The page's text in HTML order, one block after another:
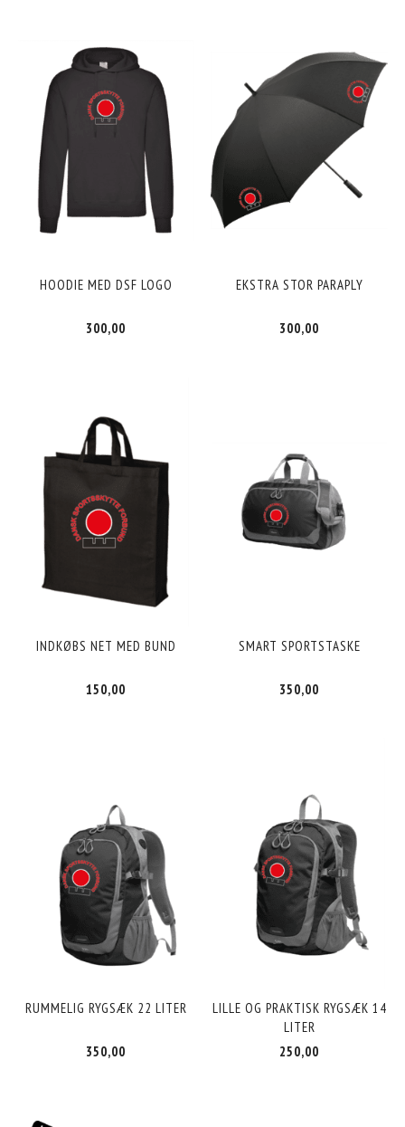
HOODIE MED DSF LOGO
300,00
EKSTRA STOR PARAPLY
300,00
INDKØBS NET MED BUND
150,00
SMART SPORTSTASKE
350,00
RUMMELIG RYGSÆK 22 LITER
350,00
LILLE OG PRAKTISK RYGSÆK 14
LITER
250,00